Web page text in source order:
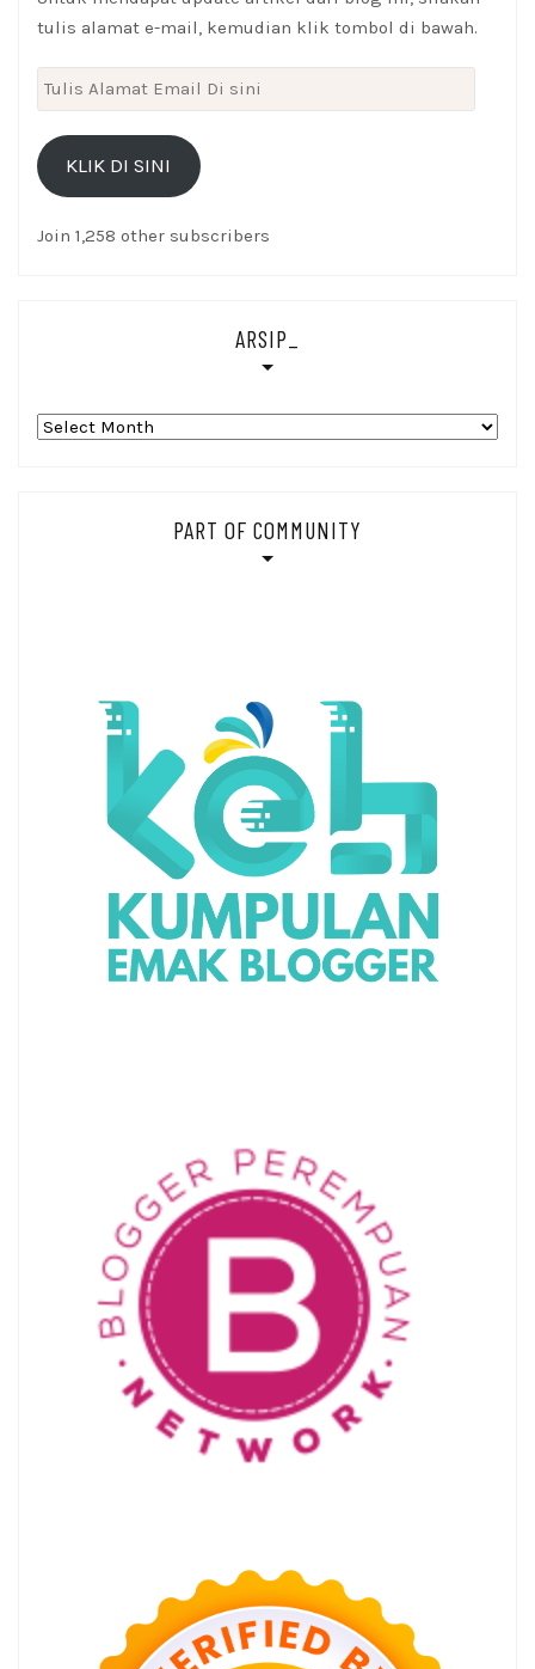
tulis alamat e-mail, kemudian klik tombol di bawah.
Tulis
Alamat
Email
KLIK DI SINI
Join 1,258 other subscribers
ARSIP_
Arsip_
PART OF COMMUNITY